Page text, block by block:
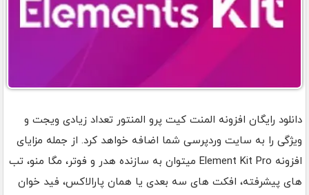
دانلود رایگان افزونه المنت کیت پرو المنتور تعداد زیادی ویجت و
ویژگی را به سایت وردپرسی شما اضافه خواهد کرد. از جمله مزایای
افزونه Element Kit Pro میتوان به سازنده هدر و فوتر، مگا منو، تب
های پیشرفته، افکت های سه بعدی یا همان پارالاکس، فید خوان